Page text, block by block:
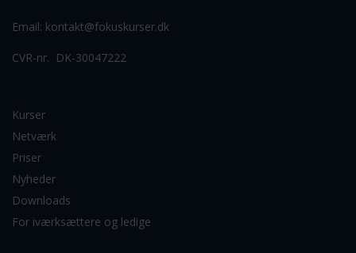
Email: kontakt@fokuskurser.dk
CVR-nr. DK-30047222
Kurser
Netværk
Priser
Nyheder
Downloads
For iværksættere og ledige